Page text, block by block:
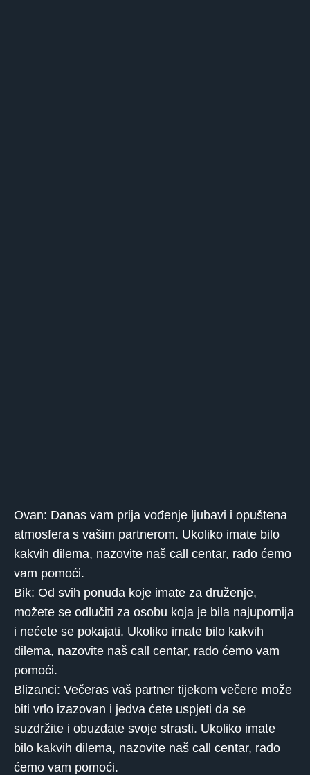
Ovan: Danas vam prija vođenje ljubavi i opuštena
atmosfera s vašim partnerom. Ukoliko imate bilo
kakvih dilema, nazovite naš call centar, rado ćemo
vam pomoći.
Bik: Od svih ponuda koje imate za druženje,
možete se odlučiti za osobu koja je bila najupornija
i nećete se pokajati. Ukoliko imate bilo kakvih
dilema, nazovite naš call centar, rado ćemo vam
pomoći.
Blizanci: Večeras vaš partner tijekom večere može
biti vrlo izazovan i jedva ćete uspjeti da se
suzdržite i obuzdate svoje strasti. Ukoliko imate
bilo kakvih dilema, nazovite naš call centar, rado
ćemo vam pomoći.